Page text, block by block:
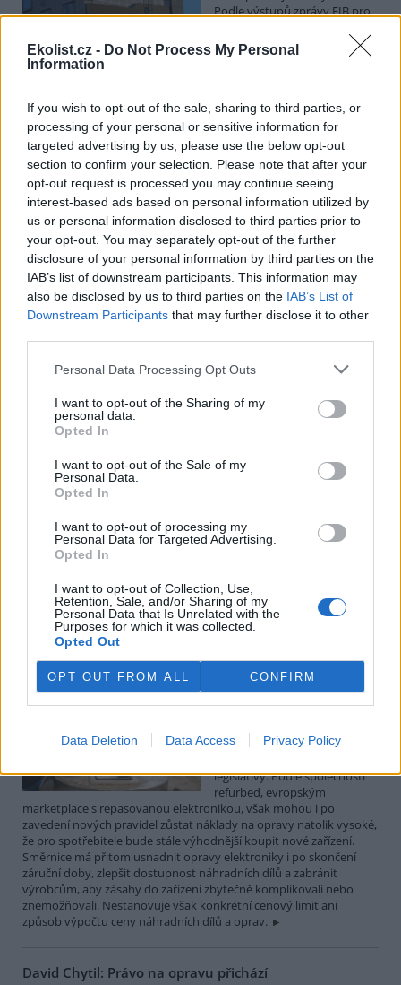
Ekolist.cz - Do Not Process My Personal
Information
If you wish to opt-out of the sale, sharing to third parties, or
processing of your personal or sensitive information for
targeted advertising by us, please use the below opt-out
section to confirm your selection. Please note that after your
opt-out request is processed you may continue seeing
interest-based ads based on personal information utilized by
us or personal information disclosed to third parties prior to
your opt-out. You may separately opt-out of the further
disclosure of your personal information by third parties on the
IAB’s list of downstream participants. This information may
also be disclosed by us to third parties on the IAB’s List of
Downstream Participants that may further disclose it to other
Personal Data Processing Opt Outs
I want to opt-out of the Sharing of my
personal data.
Opted In
I want to opt-out of the Sale of my
Personal Data.
Opted In
I want to opt-out of processing my
Personal Data for Targeted Advertising.
Opted In
I want to opt-out of Collection, Use,
Retention, Sale, and/or Sharing of my
Personal Data that Is Unrelated with the
Purposes for which it was collected.
Opted Out
OPT OUT FROM ALL CONFIRM
Data Deletion Data Access Privacy Policy
Podle výstupů zprávy EIB pro
se to týká přibližně 1,1 milionu lidí, tedy zhruba 40 % osob žijících v
nájmu. K řešení krize dostupnosti bydlení je kromě nové výstavby
centrech obcí, a zároveň snižovat jeho dlouhodobé provozní
náklady. Desetina českých domácností totiž vydává na bydlení více
než 40 % svých příjmů.
Greenpeace: Podpora moratoria na hlubokomořskou
těžbu vzrostla na 46 států. ČR mezi nimi zatím chybí
4.8.2026
Diskuse: 3
Přes víkend skončilo 31. Valné
shromáždění Mezinárodního
úřadu pro mořské dno (ISA),
kde měla své zastoupení i
Česká republika. Zasedání
skončilo zklamáním, protože se vládám členských států nepodařilo
nebudou tolerovány.
Luboš Pavlovič: Veřejnost může do poloviny srpna
připomínkovat plavební kanál u Přelouče
3.8.2026
Diskuse: 16
července 2026 zahájení
zjišťovacího řízení pro záměr
do Pardubic. Veřejnost může své vyjádření k vlivům této stavby na
životní prostředí poslat ministerstvu do 13. srpna 2026.
Kilian Kaminski: Evropa slibuje právo na opravu.
Budou ale opravy skutečně levnější?
1.8.2026
novou evropskou směrnici o
legislativy. Podle společnosti
refurbed, evropským
marketplace s repasovanou elektronikou, však mohou i po
zavedení nových pravidel zůstat náklady na opravy natolik vysoké,
že pro spotřebitele bude stále výhodnější koupit nové zařízení.
Směrnice má přitom usnadnit opravy elektroniky i po skončení
záruční doby, zlepšit dostupnost náhradních dílů a zabránit
výrobcům, aby zásahy do zařízení zbytečně komplikovali nebo
znemožňovali. Nestanovuje však konkrétní cenový limit ani
způsob výpočtu ceny náhradních dílů a oprav.
David Chytil: Právo na opravu přichází